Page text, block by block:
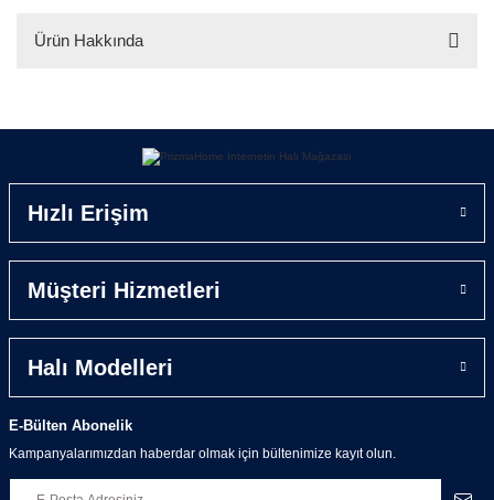
Ürün Hakkında
Ürün Hakkında
müş tüyleri, üzerine bastığınız anda evinizde olmanın -
aslında ne kadar güzel ve huzurlu bir şey olduğunu size
tekrardan hatırlatacak.
Alışıldık tüylü kalın halıların aksine inceliği ve hafifliğiyle
Micropost halılar evinizin her alanında kullanabilir kolaylıkla
yerden kaldırıp tekrar serebilirsiniz.
İnce iplikten örülmüş tüyleri sayesinde Micropost Halılar
Kaymaz tabanlıdır ve en büyük ebatları bile çamaşır
Hızlı Erişim
Müşteri Hizmetleri
Halı Modelleri
E-Bülten Abonelik
Kampanyalarımızdan haberdar olmak için bültenimize kayıt olun.